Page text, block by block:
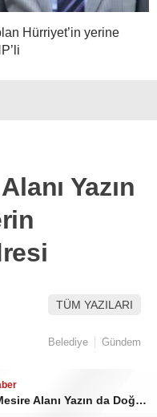
İzmit Belediyesi’nde Başkan Vekili 30 Temmuz’da Seçilecek
İzmit Belediye Başkanı Fatma Kaplan Hürriyet görevden uzaklaştırıldı
Hürriyet’in yerine
Kartepe Mesire Alanı Yazın da Doğaseverlerin Vazgeçilmez Adresi
Yazın
TÜM YAZILARI
Belediye Gündem